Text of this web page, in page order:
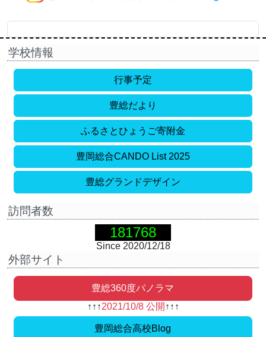
第1回オープンハイスクールの案内のページにおい
2026-06-10
第1回オープンハイスクールの申込み受付を開始しま
に６月(修正分)，７月を掲載しました。
行事予定に５月，６月を掲載しました。
・学科紹介を掲載しました
令和７年度 部活動報告を掲載しました
・事務室より令和８年度授業料等納付額についてお知
らせします
・事務室より証明書発行についてお知らせします
学校長新年度のご挨拶を掲載しました。
学校情報
行事予定
豊総だより
ふるさとひょうご寄附金
豊岡総合CANDO List 2025
豊総グランドデザイン
訪問者数
181768
Since 2020/12/18
外部サイト
豊総360度パノラマ
↑↑↑2021/10/8 公開 ↑↑↑
豊岡総合高校Blog